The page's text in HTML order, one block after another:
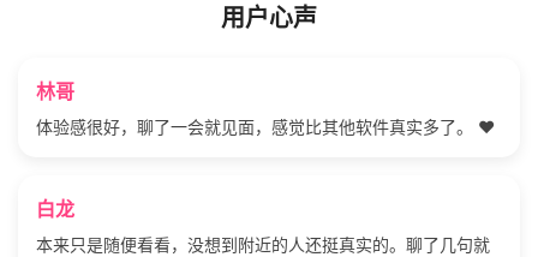
用户心声
林哥
体验感很好，聊了一会就见面，感觉比其他软件真实多了。 ❤️
白龙
本来只是随便看看，没想到附近的人还挺真实的。聊了几句就